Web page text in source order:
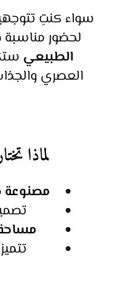
سواء كنتِ
لحضور
الطبيعي
العصري
لماذا
مصنوعة
تتميز